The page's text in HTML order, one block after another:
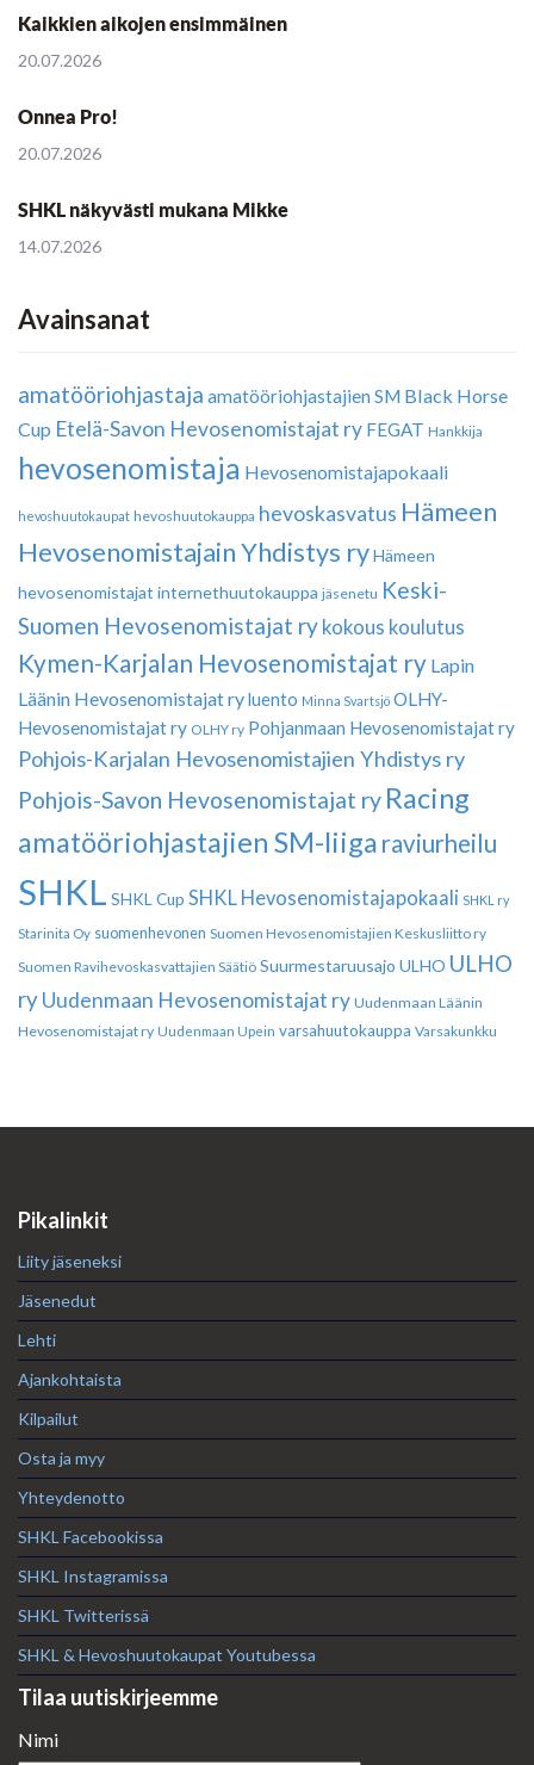
Kaikkien aikojen ensimmäinen
20.07.2026
Onnea Pro!
20.07.2026
SHKL näkyvästi mukana Mikke
14.07.2026
Avainsanat
amatööriohjastaja amatööriohjastajien SM Black Horse
Cup Etelä-Savon Hevosenomistajat ry FEGAT Hankkija
hevosenomistaja Hevosenomistajapokaali
hevoshuutokaupat hevoshuutokauppa hevoskasvatus Hämeen
Hevosenomistajain Yhdistys ryHämeen
hevosenomistajat internethuutokauppa jäsenetu Keski-
Suomen Hevosenomistajat ry kokous koulutus
Kymen-Karjalan Hevosenomistajat ry Lapin
Läänin Hevosenomistajat ryluento Minna Svartsjö OLHY-
Hevosenomistajat ry OLHY ry Pohjanmaan Hevosenomistajat ry
Pohjois-Karjalan Hevosenomistajien Yhdistys ry
Pohjois-Savon Hevosenomistajat ry Racing
amatööriohjastajien SM-liiga raviurheilu
SHKL SHKL Cup SHKL Hevosenomistajapokaali SHKL ry
Starinita Oy suomenhevonen Suomen Hevosenomistajien Keskusliitto ry
Suomen Ravihevoskasvattajien Säätiö Suurmestaruusajo ULHO ULHO
ryUudenmaan Hevosenomistajat ry Uudenmaan Läänin
Hevosenomistajat ry Uudenmaan Upein varsahuutokauppa Varsakunkku
Pikalinkit
Liity jäseneksi
Jäsenedut
Lehti
Ajankohtaista
Kilpailut
Osta ja myy
Yhteydenotto
SHKL Facebookissa
SHKL Instagramissa
SHKL Twitterissä
SHKL & Hevoshuutokaupat Youtubessa
Tilaa uutiskirjeemme
Nimi